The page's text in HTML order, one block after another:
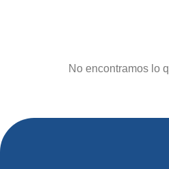
No encontramos lo